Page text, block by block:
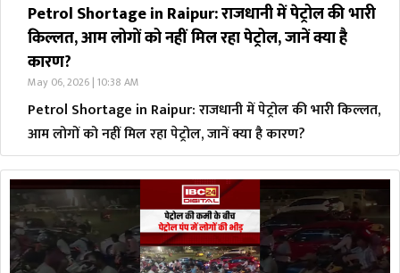
Petrol Shortage in Raipur: राजधानी में पेट्रोल की भारी
किल्लत, आम लोगों को नहीं मिल रहा पेट्रोल, जानें क्या है
कारण?
May 06, 2026 | 10:38 AM
Petrol Shortage in Raipur: राजधानी में पेट्रोल की भारी किल्लत,
आम लोगों को नहीं मिल रहा पेट्रोल, जानें क्या है कारण?